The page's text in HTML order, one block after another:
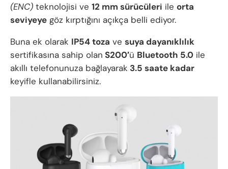
(ENC) teknolojisi ve 12 mm sürücüleri ile orta
seviyeye göz kırptığını açıkça belli ediyor.
Buna ek olarak IP54 toza ve suya dayanıklılık
sertifikasına sahip olan S200′ü Bluetooth 5.0 ile
akıllı telefonunuza bağlayarak 3.5 saate kadar
keyifle kullanabilirsiniz.